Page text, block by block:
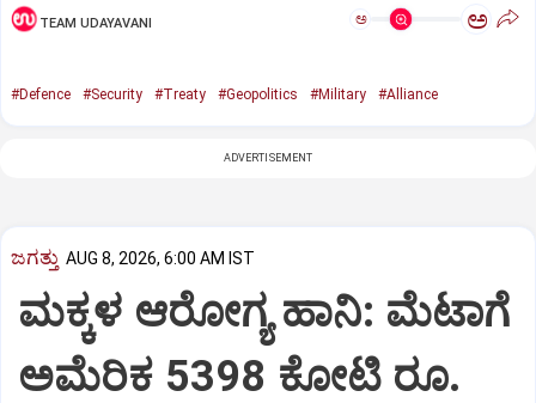
TEAM UDAYAVANI ಅ ಅ
#Defence #Security #Treaty #Geopolitics #Military #Alliance
ADVERTISEMENT
ಜಗತ್ತು AUG 8, 2026, 6:00 AM IST
ಮಕ್ಕಳ ಆರೋಗ್ಯ ಹಾನಿ: ಮೆಟಾಗೆ
ಅಮೆರಿಕ 5398 ಕೋಟಿ ರೂ.